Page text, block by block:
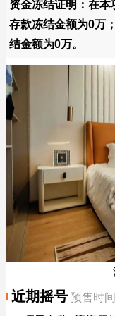
资金冻结证明：在本
存款冻结金额为0万
结金额为0万。
近期摇号 预售时